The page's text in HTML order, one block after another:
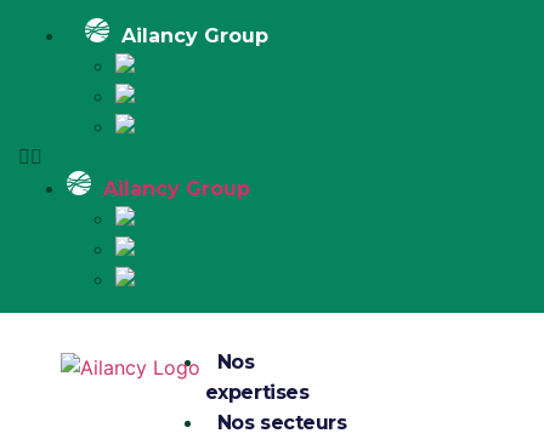
Ailancy Group
Ailancy Group
Nos
expertises
Nos secteurs